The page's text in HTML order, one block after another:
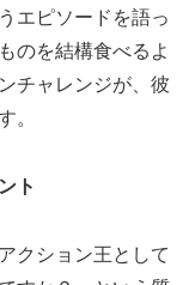
エピソードを語っ
のを結構食べるよ
チャレンジが、彼
。
ト
クション王として